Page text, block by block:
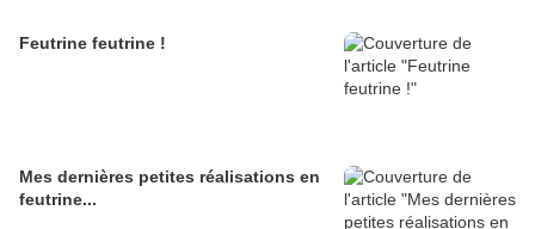
Feutrine feutrine !
Mes dernières petites réalisations en
feutrine...